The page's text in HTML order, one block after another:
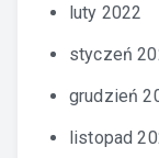
luty 2022
styczeń
grudzień
listopad